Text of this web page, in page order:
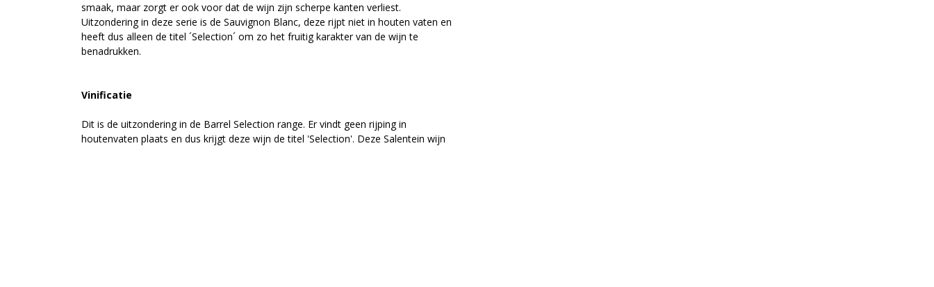
smaak, maar zorgt er ook voor dat de wijn zijn scherpe kanten verliest.
Uitzondering in deze serie is de Sauvignon Blanc, deze rijpt niet in houten vaten en
heeft dus alleen de titel ´Selection´ om zo het fruitig karakter van de wijn te
benadrukken.
Vinificatie
Dit is de uitzondering in de Barrel Selection range. Er vindt geen rijping in
houtenvaten plaats en dus krijgt deze wijn de titel 'Selection'. Deze Salentein wijn